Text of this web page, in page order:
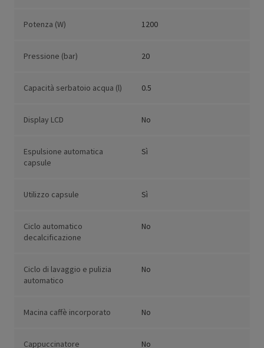
Potenza (W) 1200
Pressione (bar) 20
Capacità serbatoio acqua (l) 0.5
Display LCD No
Espulsione automatica
capsule
Sì
Utilizzo capsule Sì
Ciclo automatico
decalcificazione
No
Ciclo di lavaggio e pulizia
automatico
No
Macina caffè incorporato No
Cappuccinatore No